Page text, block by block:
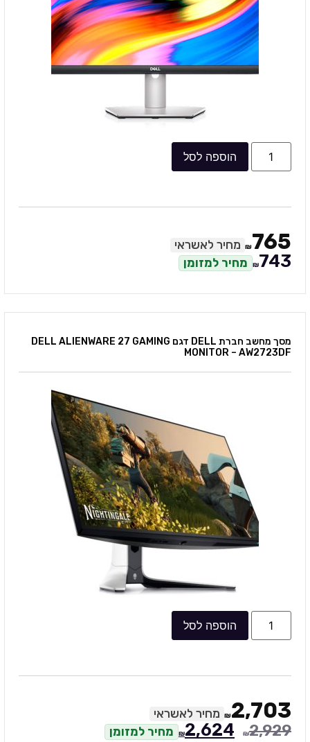
הוספה לסל
₪765 מחיר לאשראי
₪743 מחיר למזומן
מסך מחשב חברת DELL דגם DELL ALIENWARE 27 GAMING
MONITOR – AW2723DF
הוספה לסל
₪2,703 מחיר לאשראי
₪2,929
₪2,624 מחיר למזומן